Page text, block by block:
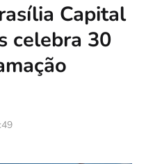
Capital
celebra 30